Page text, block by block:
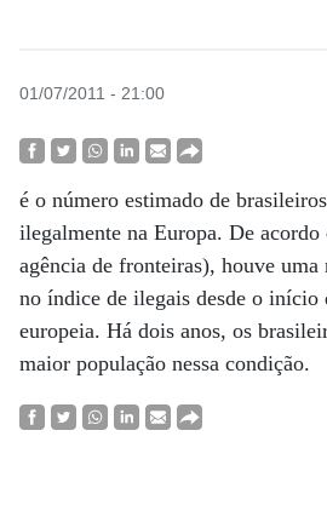
01/07/2011 - 21:00
é o número estimado de
ilegalmente na Europa. De
agência de fronteiras), houve uma
no índice de ilegais desde o início
europeia. Há dois anos, os
maior população nessa condição.